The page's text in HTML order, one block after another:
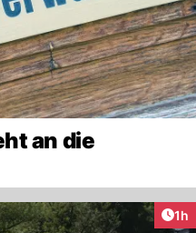
an die
1h